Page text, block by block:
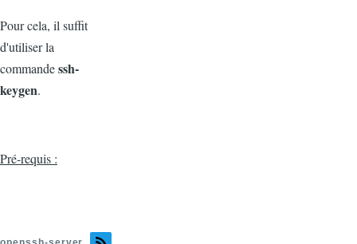
Pour cela, il suffit
d'utiliser la
commandessh-
keygen.
Pré-requis :